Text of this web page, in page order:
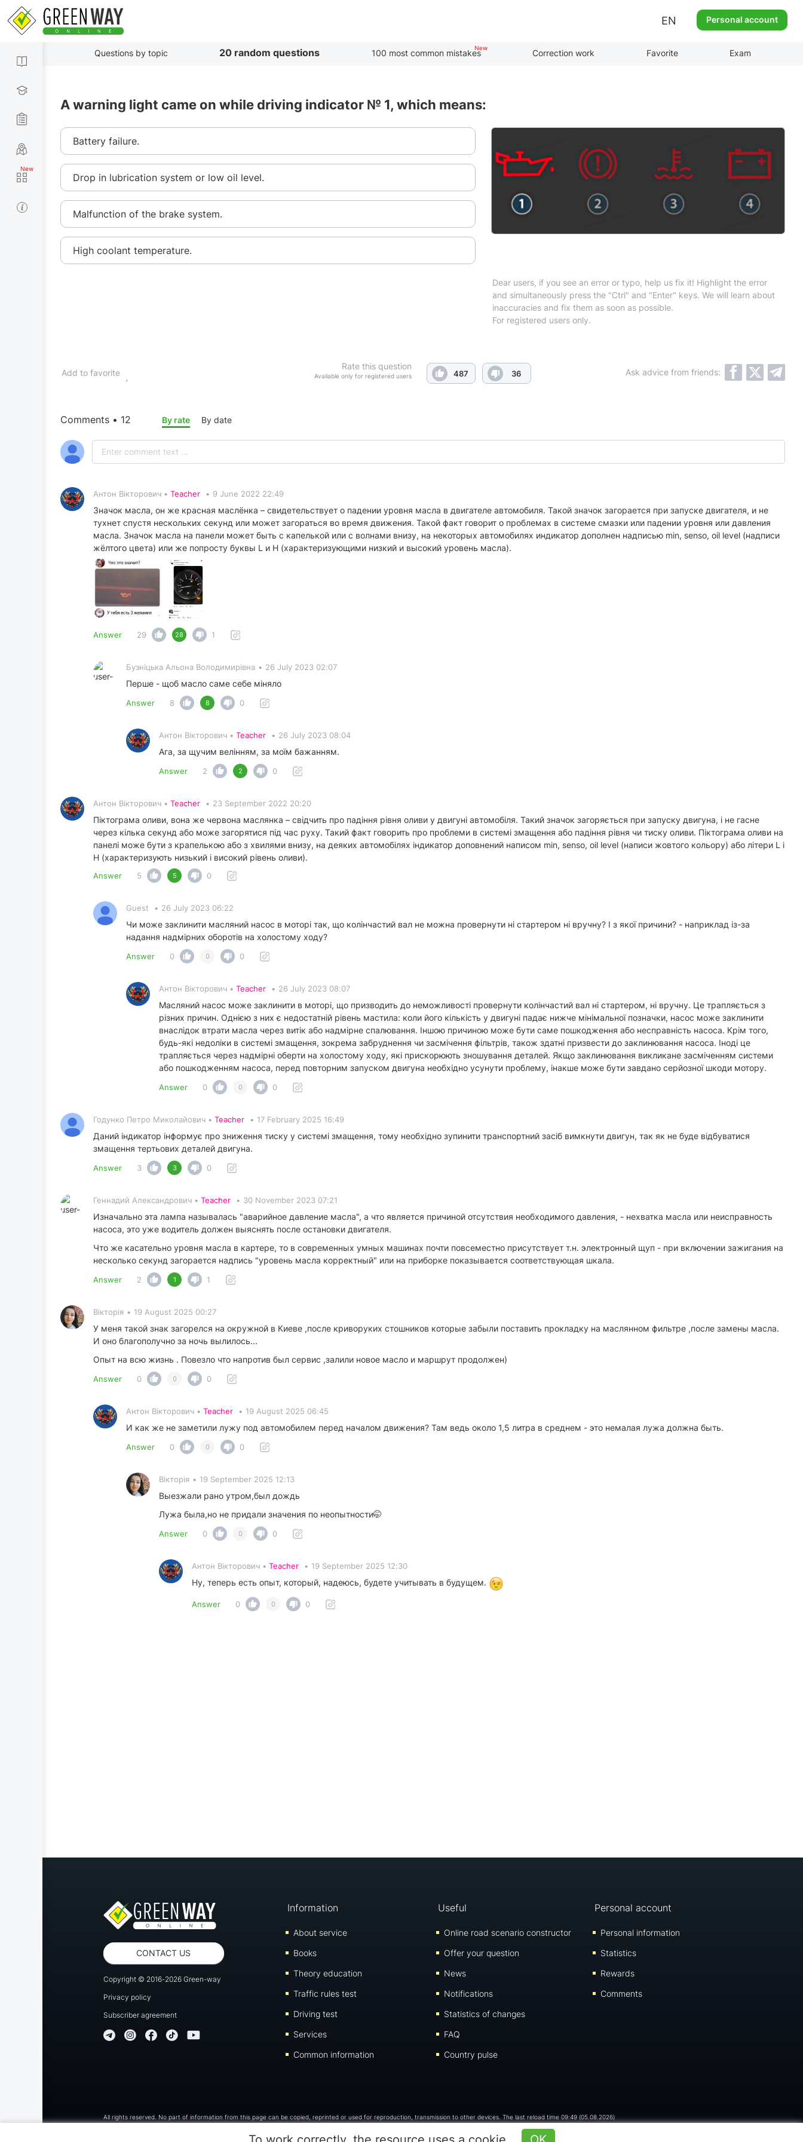
EN Personal account
Questions by topic 20 random questions 100 most common mistakes Correction work Favorite Exam
A warning light came on while driving indicator № 1, which means:
Battery failure.
Drop in lubrication system or low oil level.
Malfunction of the brake system.
High coolant temperature.
Dear users, if you see an error or typo, help us fix it! Highlight the error
and simultaneously press the "Ctrl" and "Enter" keys. We will learn about
inaccuracies and fix them as soon as possible.
For registered users only.
Rate this question
Available only for registered users 487 36
Add to favorite Ask advice from friends:
Comments • 12 By rate By date
Антон Вікторович • Teacher • 9 June 2022 22:49
Значок масла, он же красная маслёнка – свидетельствует о падении уровня масла в двигателе автомобиля. Такой значок загорается при запуске двигателя, и не
тухнет спустя нескольких секунд или может загораться во время движения. Такой факт говорит о проблемах в системе смазки или падении уровня или давления
масла. Значок масла на панели может быть с капелькой или с волнами внизу, на некоторых автомобилях индикатор дополнен надписью min, senso, oil level (надписи
жёлтого цвета) или же попросту буквы L и H (характеризующими низкий и высокий уровень масла).
Answer 29 28 1
Бузніцька Альона Володимирівна • 26 July 2023 02:07
Перше - щоб масло саме себе міняло
Answer 8 8 0
Антон Вікторович • Teacher • 26 July 2023 08:04
Ага, за щучим велінням, за моїм бажанням.
Answer 2 2 0
Антон Вікторович • Teacher • 23 September 2022 20:20
Піктограма оливи, вона же червона маслянка – свідчить про падіння рівня оливи у двигуні автомобіля. Такий значок загоряється при запуску двигуна, і не гасне
через кілька секунд або може загорятися під час руху. Такий факт говорить про проблеми в системі змащення або падіння рівня чи тиску оливи. Піктограма оливи на
панелі може бути з крапелькою або з хвилями внизу, на деяких автомобілях індикатор доповнений написом min, senso, oil level (написи жовтого кольору) або літери L і
H (характеризують низький і високий рівень оливи).
Answer 5 5 0
Guest • 26 July 2023 06:22
Чи може заклинити масляний насос в моторі так, що колінчастий вал не можна провернути ні стартером ні вручну? І з якої причини? - наприклад із-за
надання надмірних оборотів на холостому ходу?
Answer 0 0 0
Антон Вікторович • Teacher • 26 July 2023 08:07
Масляний насос може заклинити в моторі, що призводить до неможливості провернути колінчастий вал ні стартером, ні вручну. Це трапляється з
різних причин. Однією з них є недостатній рівень мастила: коли його кількість у двигуні падає нижче мінімальної позначки, насос може заклинити
внаслідок втрати масла через витік або надмірне спалювання. Іншою причиною може бути саме пошкодження або несправність насоса. Крім того,
будь-які недоліки в системі змащення, зокрема забруднення чи засмічення фільтрів, також здатні призвести до заклинювання насоса. Іноді це
трапляється через надмірні оберти на холостому ходу, які прискорюють зношування деталей. Якщо заклинювання викликане засміченням системи
або пошкодженням насоса, перед повторним запуском двигуна необхідно усунути проблему, інакше може бути завдано серйозної шкоди мотору.
Answer 0 0 0
Годунко Петро Миколайович • Teacher • 17 February 2025 16:49
Даний індикатор інформує про зниження тиску у системі змащення, тому необхідно зупинити транспортний засіб вимкнути двигун, так як не буде відбуватися
змащення тертьових деталей двигуна.
Answer 3 3 0
Геннадий Александрович • Teacher • 30 November 2023 07:21
Изначально эта лампа называлась "аварийное давление масла", а что является причиной отсутствия необходимого давления, - нехватка масла или неисправность
насоса, это уже водитель должен выяснять после остановки двигателя.
Что же касательно уровня масла в картере, то в современных умных машинах почти повсеместно присутствует т.н. электронный щуп - при включении зажигания на
несколько секунд загорается надпись "уровень масла корректный" или на приборке показывается соответствующая шкала.
Answer 2 1 1
Вікторія • 19 August 2025 00:27
У меня такой знак загорелся на окружной в Киеве ,после криворуких стошников которые забыли поставить прокладку на маслянном фильтре ,после замены масла.
И оно благополучно за ночь вылилось...
Опыт на всю жизнь . Повезло что напротив был сервис ,залили новое масло и маршрут продолжен)
Answer 0 0 0
Антон Вікторович • Teacher • 19 August 2025 06:45
И как же не заметили лужу под автомобилем перед началом движения? Там ведь около 1,5 литра в среднем - это немалая лужа должна быть.
Answer 0 0 0
Вікторія • 19 September 2025 12:13
Выезжали рано утром,был дождь
Лужа была,но не придали значения по неопытности🤭
Answer 0 0 0
Антон Вікторович • Teacher • 19 September 2025 12:30
Ну, теперь есть опыт, который, надеюсь, будете учитывать в будущем.
Answer 0 0 0
CONTACT US
Copyright © 2016-2026 Green-way
Privacy policy
Subscriber agreement
Information
About service
Books
Theory education
Traffic rules test
Driving test
Services
Common information
Useful
Online road scenario constructor
Offer your question
News
Notifications
Statistics of changes
FAQ
Country pulse
Personal account
Personal information
Statistics
Rewards
Comments
All rights reserved. No part of information from this page can be copied, reprinted or used for reproduction, transmission to other devices. The last reload time 09:49 (05.08.2026)